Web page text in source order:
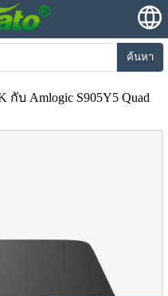
ค้นหา
บ Amlogic S905Y5 Quad